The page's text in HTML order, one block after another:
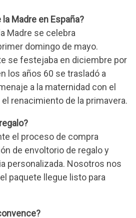
Madre en España?
Madre se celebra
domingo de mayo.
se festejaba en diciembre por
los años 60 se trasladó a
a la maternidad con el
renacimiento de la primavera.
el proceso de compra
de envoltorio de regalo y
personalizada. Nosotros nos
paquete llegue listo para